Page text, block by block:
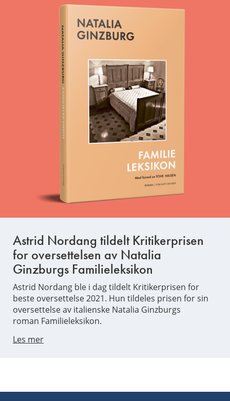
Astrid Nordang tildelt Kritikerprisen
for oversettelsen av Natalia
Ginzburgs Familieleksikon
Astrid Nordang ble i dag tildelt Kritikerprisen for
beste oversettelse 2021. Hun tildeles prisen for sin
oversettelse av italienske Natalia Ginzburgs
roman Familieleksikon.
Les mer